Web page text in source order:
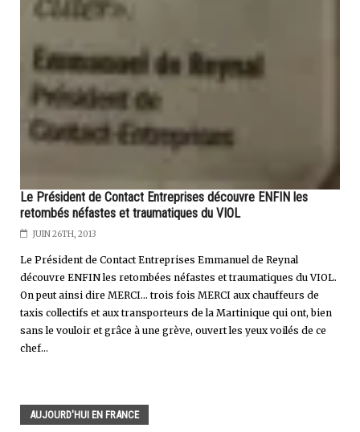
Le Président de Contact Entreprises découvre ENFIN les
retombés néfastes et traumatiques du VIOL
JUIN 26TH, 2013
Le Président de Contact Entreprises Emmanuel de Reynal
découvre ENFIN les retombées néfastes et traumatiques du VIOL.
On peut ainsi dire MERCI... trois fois MERCI aux chauffeurs de
taxis collectifs et aux transporteurs de la Martinique qui ont, bien
sans le vouloir et grâce à une grève, ouvert les yeux voilés de ce
chef...
AUJOURD'HUI EN FRANCE